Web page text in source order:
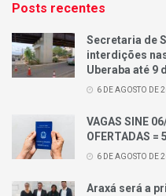
Posts recentes
Secretaria de
interdições
Uberaba até 9
6 DE AGOSTO DE
VAGAS SINE
OFERTADAS =
6 DE AGOSTO DE
Araxá será a